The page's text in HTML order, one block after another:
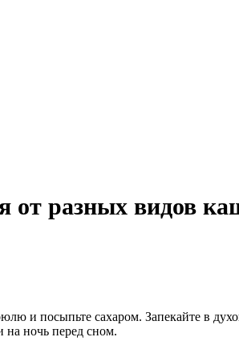
от разных видов
и посыпьте сахаром. Запекайте в
на ночь перед сном.